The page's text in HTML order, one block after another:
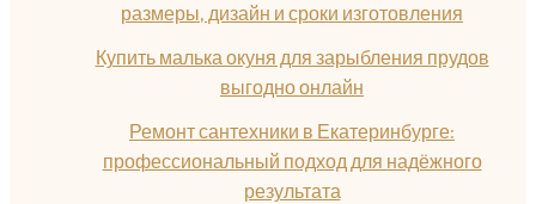
размеры, дизайн и сроки изготовления
Купить малька окуня для зарыбления прудов
выгодно онлайн
Ремонт сантехники в Екатеринбурге:
профессиональный подход для надёжного
результата